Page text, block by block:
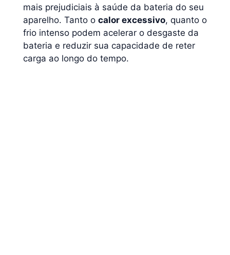
mais prejudiciais à saúde da bateria do seu
aparelho. Tanto o calor excessivo, quanto o
frio intenso podem acelerar o desgaste da
bateria e reduzir sua capacidade de reter
carga ao longo do tempo.